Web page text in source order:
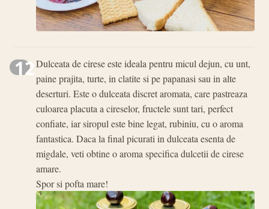
12Dulceata de cirese este ideala pentru micul dejun, cu unt,
paine prajita, turte, in clatite si pe papanasi sau in alte
deserturi. Este o dulceata discret aromata, care pastreaza
culoarea placuta a cireselor, fructele sunt tari, perfect
confiate, iar siropul este bine legat, rubiniu, cu o aroma
fantastica. Daca la final picurati in dulceata esenta de
migdale, veti obtine o aroma specifica dulcetii de cirese
amare.
Spor si pofta mare!